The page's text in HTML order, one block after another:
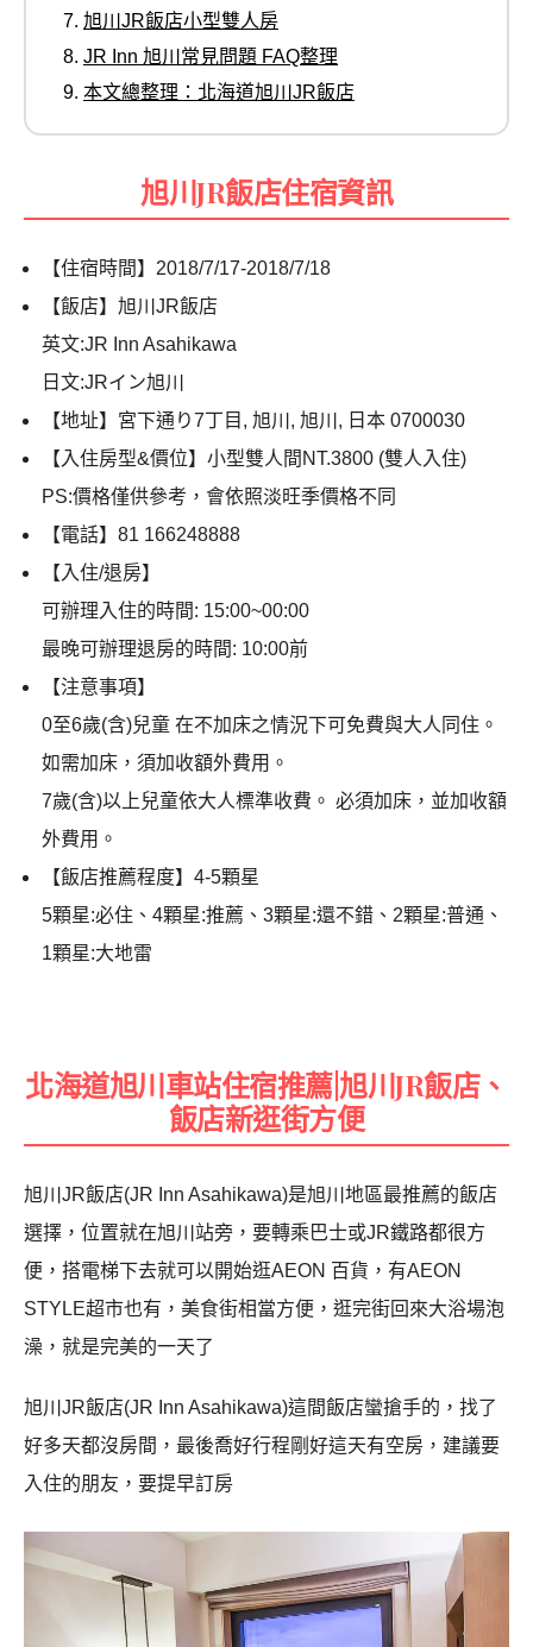
旭川JR飯店小型雙人房
JR Inn 旭川常見問題 FAQ整理
本文總整理：北海道旭川JR飯店
旭川JR飯店住宿資訊
【住宿時間】2018/7/17-2018/7/18
【飯店】旭川JR飯店
英文:JR Inn Asahikawa
日文:JRイン旭川
【地址】宮下通り7丁目, 旭川, 旭川, 日本 0700030
【入住房型&價位】小型雙人間NT.3800 (雙人入住)
PS:價格僅供參考，會依照淡旺季價格不同
【電話】81 166248888
【入住/退房】
可辦理入住的時間: 15:00~00:00
最晚可辦理退房的時間: 10:00前
【注意事項】
0至6歲(含)兒童 在不加床之情況下可免費與大人同住。
如需加床，須加收額外費用。
7歲(含)以上兒童依大人標準收費。 必須加床，並加收額
外費用。
【飯店推薦程度】4-5顆星
5顆星:必住、4顆星:推薦、3顆星:還不錯、2顆星:普通、
1顆星:大地雷
北海道旭川車站住宿推薦|旭川JR飯店、
飯店新逛街方便
旭川JR飯店(JR Inn Asahikawa)是旭川地區最推薦的飯店
選擇，位置就在旭川站旁，要轉乘巴士或JR鐵路都很方
便，搭電梯下去就可以開始逛AEON 百貨，有AEON
STYLE超市也有，美食街相當方便，逛完街回來大浴場泡
澡，就是完美的一天了
旭川JR飯店(JR Inn Asahikawa)這間飯店蠻搶手的，找了
好多天都沒房間，最後喬好行程剛好這天有空房，建議要
入住的朋友，要提早訂房